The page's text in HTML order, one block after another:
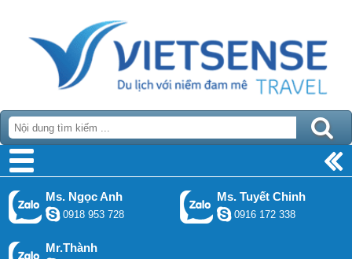
Ms. Ngọc Anh
0918 953 728
Ms. Tuyết Chinh
0916 172 338
Mr.Thành